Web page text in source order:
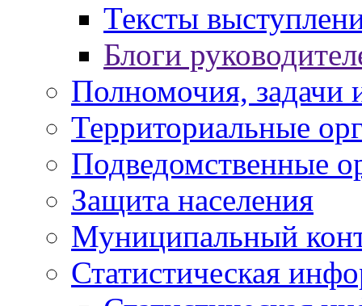
Тексты
Блоги
Полномочия, задачи
Территориальные
Подведомственные
Защита населения
Муниципальный
Статистическая